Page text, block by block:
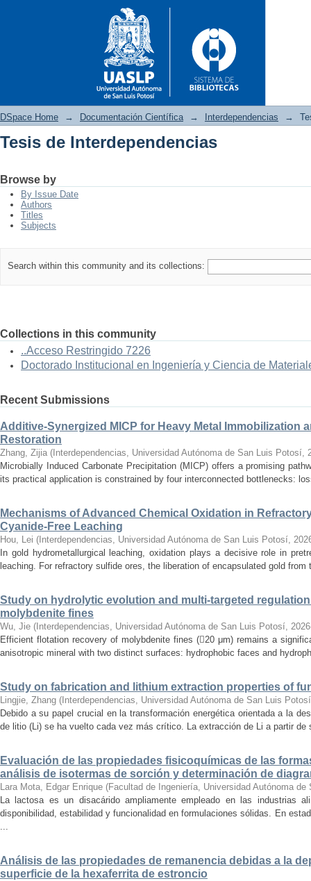
DSpace Home → Documentación Científica → Interdependencias →
Tesis de Interdependencias
Browse by
By Issue Date
Authors
Titles
Subjects
Search within this community and its collections:
Collections in this community
..Acceso Restringido 7226
Doctorado Institucional en Ingeniería y Ciencia de
Recent Submissions
Additive-Synergized MICP for Heavy Metal Immobilization
Restoration
Zhang, Zijia ( Interdependencias, Universidad Autónoma de San Luis Potosí,
Microbially Induced Carbonate Precipitation (MICP) offers a promising
its practical application is constrained by four interconnected bottlenecks:
Mechanisms of Advanced Chemical Oxidation in
Cyanide-Free Leaching
Hou, Lei ( Interdependencias, Universidad Autónoma de San Luis Potosí,
In gold hydrometallurgical leaching, oxidation plays a decisive role in
leaching. For refractory sulfide ores, the liberation of encapsulated gold
Study on hydrolytic evolution and multi-targeted
molybdenite fines
Wu, Jie ( Interdependencias, Universidad Autónoma de San Luis Potosí,
Efficient flotation recovery of molybdenite fines (20 μm) remains a
anisotropic mineral with two distinct surfaces: hydrophobic faces and
Study on fabrication and lithium extraction properties of
Lingjie, Zhang ( Interdependencias, Universidad Autónoma de San Luis Potosí
Debido a su papel crucial en la transformación energética orientada a la
de litio (Li) se ha vuelto cada vez más crítico. La extracción de Li a partir de
Evaluación de las propiedades fisicoquímicas de las
análisis de isotermas de sorción y determinación de
Lara Mota, Edgar Enrique (Facultad de Ingeniería, Universidad Autónoma
La lactosa es un disacárido ampliamente empleado en las industrias
disponibilidad, estabilidad y funcionalidad en formulaciones sólidas. En
...
Análisis de las propiedades de remanencia debidas a la
superficie de la hexaferrita de estroncio